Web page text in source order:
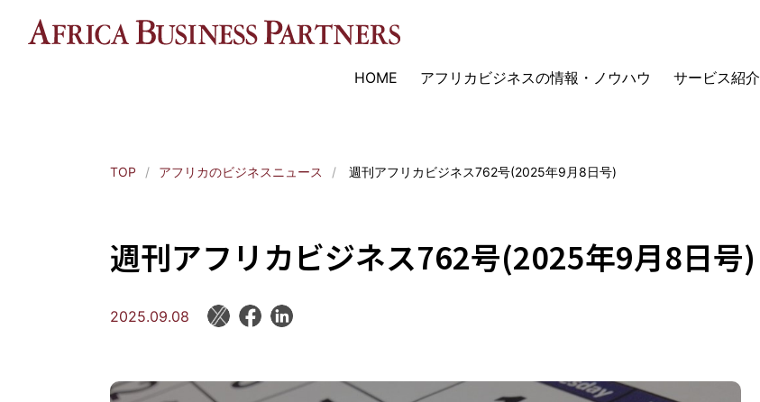
HOME アフリカビジネスの情報・ノウハウ サービス紹介
TOP アフリカのビジネスニュース 週刊アフリカビジネス762号(2025年9月8日号)
週刊アフリカビジネス762号(2025年9月8日号)
2025.09.08